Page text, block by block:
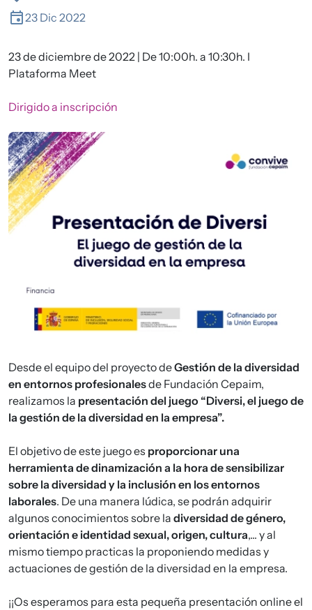
23 Dic 2022
23 de diciembre de 2022 | De 10:00h. a 10:30h. I
Plataforma Meet
Dirigido a inscripción
Imagen
Desde el equipo del proyecto deGestión de la diversidad
en entornos profesionalesde Fundación Cepaim,
realizamos la presentación del juego “Diversi, el juego de
la gestión de la diversidad en la empresa”.
El objetivo de este juego es proporcionar una
herramienta de dinamización a la hora de sensibilizar
sobre la diversidad y la inclusión en los entornos
laborales. De una manera lúdica, se podrán adquirir
algunos conocimientos sobre la diversidad de género,
orientación e identidad sexual, origen, cultura,... y al
mismo tiempo practicas la proponiendo medidas y
actuaciones de gestión de la diversidad en la empresa.
¡¡Os esperamos para esta pequeña presentación online el